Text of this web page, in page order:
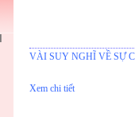
VÀI SUY NGHĨ VỀ SỰ
Xem chi tiết